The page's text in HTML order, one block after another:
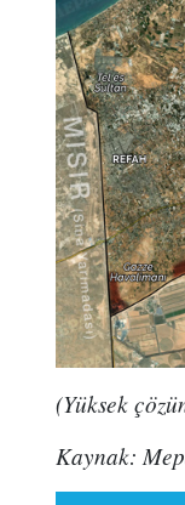
(Yüksek
Kaynak: